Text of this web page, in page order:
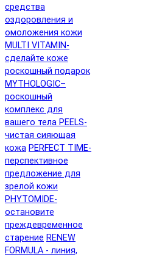
средства
оздоровления и
омоложения кожи
MULTI VITAMIN-
сделайте коже
роскошный подарок
MYTHOLOGIC–
роскошный
комплекс для
вашего тела PEELS-
чистая сияющая
кожа PERFECT TIME-
перспективное
предложение для
зрелой кожи
PHYTOMIDE-
остановите
преждевременное
старение RENEW
FORMULA - линия,